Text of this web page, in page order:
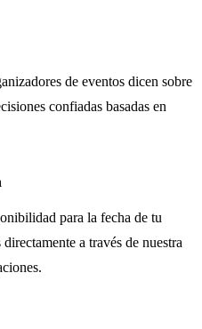
de eventos dicen sobre
confiadas basadas en
para la fecha de tu
a través de nuestra